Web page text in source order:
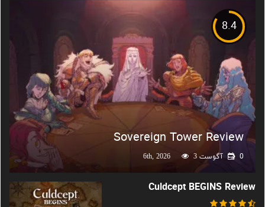
8.4
Sovereign Tower Review
آگوست 6th, 2026 3 0
Culdcept BEGINS Review